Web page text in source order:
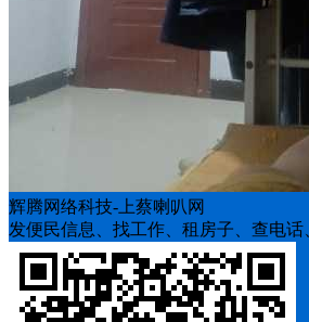
辉腾网络科技-上蔡喇叭网
发便民信息、找工作、租房子、查电话